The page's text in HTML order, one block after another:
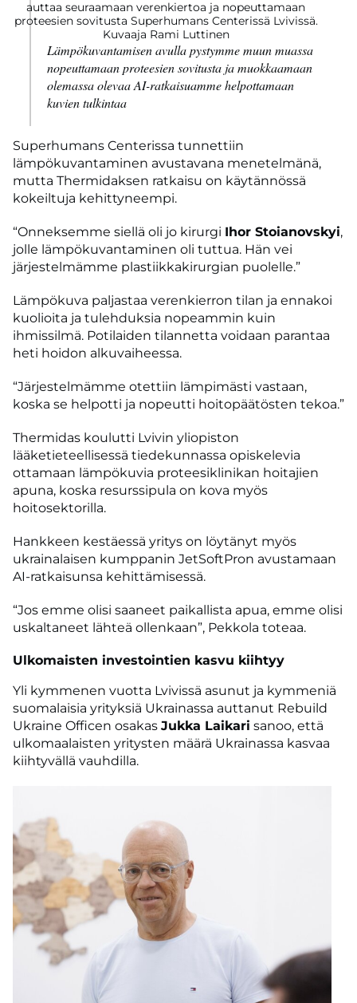
auttaa seuraamaan verenkiertoa ja nopeuttamaan
proteesien sovitusta Superhumans Centerissä Lvivissä.
Kuvaaja Rami Luttinen
Lämpökuvantamisen avulla pystymme muun muassa
nopeuttamaan proteesien sovitusta ja muokkaamaan
olemassa olevaa AI-ratkaisuamme helpottamaan
kuvien tulkintaa
Superhumans Centerissa tunnettiin
lämpökuvantaminen avustavana menetelmänä,
mutta Thermidaksen ratkaisu on käytännössä
kokeiltuja kehittyneempi.
“Onneksemme siellä oli jo kirurgi Ihor Stoianovskyi,
jolle lämpökuvantaminen oli tuttua. Hän vei
järjestelmämme plastiikkakirurgian puolelle.”
Lämpökuva paljastaa verenkierron tilan ja ennakoi
kuolioita ja tulehduksia nopeammin kuin
ihmissilmä. Potilaiden tilannetta voidaan parantaa
heti hoidon alkuvaiheessa.
“Järjestelmämme otettiin lämpimästi vastaan,
koska se helpotti ja nopeutti hoitopäätösten tekoa.”
Thermidas koulutti Lvivin yliopiston
lääketieteellisessä tiedekunnassa opiskelevia
ottamaan lämpökuvia proteesiklinikan hoitajien
apuna, koska resurssipula on kova myös
hoitosektorilla.
Hankkeen kestäessä yritys on löytänyt myös
ukrainalaisen kumppanin JetSoftPron avustamaan
AI-ratkaisunsa kehittämisessä.
“Jos emme olisi saaneet paikallista apua, emme olisi
uskaltaneet lähteä ollenkaan”, Pekkola toteaa.
Ulkomaisten investointien kasvu kiihtyy
Yli kymmenen vuotta Lvivissä asunut ja kymmeniä
suomalaisia yrityksiä Ukrainassa auttanut Rebuild
Ukraine Officen osakas Jukka Laikari sanoo, että
ulkomaalaisten yritysten määrä Ukrainassa kasvaa
kiihtyvällä vauhdilla.